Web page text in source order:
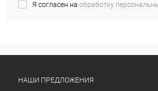
Я согласен на обработку
НАШИ ПРЕДЛОЖЕНИЯ